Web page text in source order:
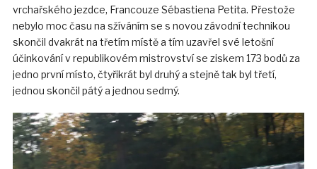
vrchařského jezdce, Francouze Sébastiena Petita. Přestože
nebylo moc času na sžíváním se s novou závodní technikou
skončil dvakrát na třetím místě a tím uzavřel své letošní
účinkování v republikovém mistrovství se ziskem 173 bodů za
jedno první místo, čtyřikrát byl druhý a stejně tak byl třetí,
jednou skončil pátý a jednou sedmý.